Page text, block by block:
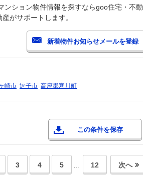
ション物件情報を探すならgoo住宅・不動
がサポートします。
崎市 逗子市 高座郡寒川町
この条件を保存
3 4 5 … 12 次へ